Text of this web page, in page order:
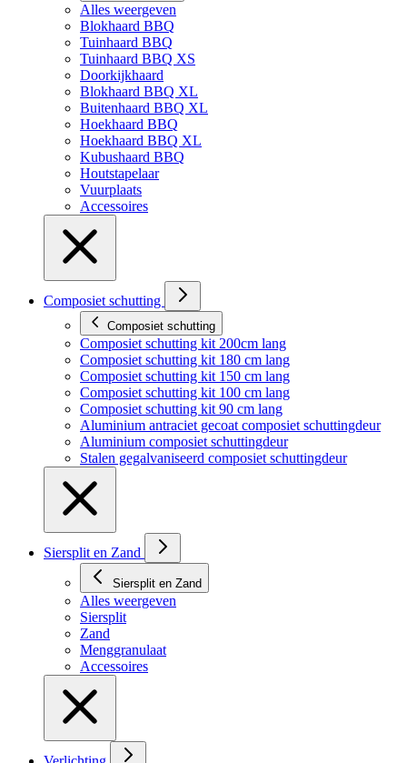
Alles weergeven
Blokhaard BBQ
Tuinhaard BBQ
Tuinhaard BBQ XS
Doorkijkhaard
Blokhaard BBQ XL
Buitenhaard BBQ XL
Hoekhaard BBQ
Hoekhaard BBQ XL
Kubushaard BBQ
Houtstapelaar
Vuurplaats
Accessoires
Composiet schutting
Composiet schutting
Composiet schutting kit 200cm lang
Composiet schutting kit 180 cm lang
Composiet schutting kit 150 cm lang
Composiet schutting kit 100 cm lang
Composiet schutting kit 90 cm lang
Aluminium antraciet gecoat composiet schuttingdeur
Aluminium composiet schuttingdeur
Stalen gegalvaniseerd composiet schuttingdeur
Siersplit en Zand
Siersplit en Zand
Alles weergeven
Siersplit
Zand
Menggranulaat
Accessoires